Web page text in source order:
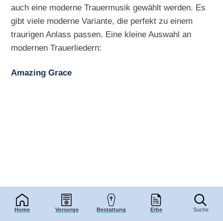
Home Vorsorge Bestattung Erbe Suche
auch eine moderne Trauermusik gewählt werden. Es
gibt viele moderne Variante, die perfekt zu einem
traurigen Anlass passen. Eine kleine Auswahl an
modernen Trauerliedern:
Amazing Grace